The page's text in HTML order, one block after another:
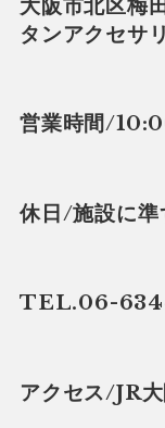
大阪市北区梅
タンアクセサ
営業時間/
休日/施設に準
TEL.06-
アクセス/JR